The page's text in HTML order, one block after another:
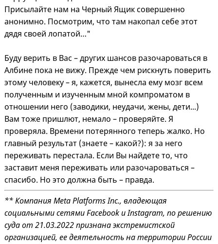
Присылайте нам на Черный Ящик совершенно
анонимно. Посмотрим, что там накопал себе этот
дядя своей лопатой…"
Буду верить в Вас – других шансов разочароваться в
Албине пока не вижу. Прежде чем рискнуть поверить
этому человеку – я, кажется, вынесла ему мозг всем
полученным и изученным мной компроматом в
отношении него (заводики, неудачи, жены, дети...)
Вам тоже пришлют, немало – проверяйте. Я
проверяла. Времени потерянного теперь жалко. Но
главный результат (знаете – какой?): я за него
переживать перестала. Если Вы найдете то, что
заставит меня переживать или разочароваться –
спасибо. Но это должна быть – правда.
** Компания Meta Platforms Inc., владеющая
социальными сетями Facebook и Instagram, по решению
суда от 21.03.2022 признана экстремистской
организацией, ее деятельность на территории России